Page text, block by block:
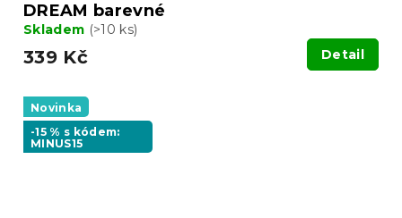
DREAM barevné
Skladem (>10 ks)
339 Kč Detail
Novinka
-15 % s kódem:
MINUS15